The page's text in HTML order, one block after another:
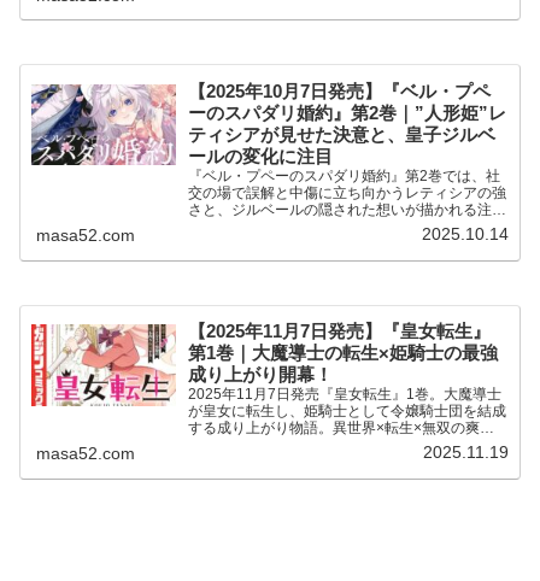
【2025年10月7日発売】『ベル・プペ
ーのスパダリ婚約』第2巻｜”人形姫”レ
ティシアが見せた決意と、皇子ジルベ
ールの変化に注目
『ベル・プペーのスパダリ婚約』第2巻では、社
交の場で誤解と中傷に立ち向かうレティシアの強
さと、ジルベールの隠された想いが描かれる注目
masa52.com 2025.10.14
【2025年11月7日発売】『皇女転生』
第1巻｜大魔導士の転生×姫騎士の最強
成り上がり開幕！
2025年11月7日発売『皇女転生』1巻。大魔導士
が皇女に転生し、姫騎士として令嬢騎士団を結成
する成り上がり物語。異世界×転生×無双の爽快
展開を初心者にも分かりやすく紹介します。
masa52.com 2025.11.19